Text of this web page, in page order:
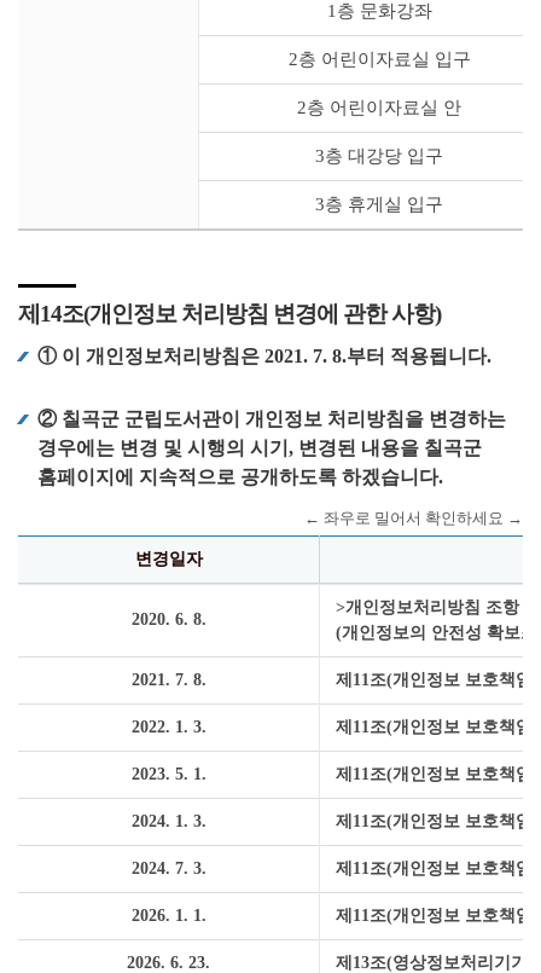
1층 문화강좌
2층 어린이자료실 입구
2층 어린이자료실 안
3층 대강당 입구
3층 휴게실 입구
제14조(개인정보 처리방침 변경에 관한 사항)
① 이 개인정보처리방침은 2021. 7. 8.부터 적용됩니다.
② 칠곡군 군립도서관이 개인정보 처리방침을 변경하는
경우에는 변경 및 시행의 시기, 변경된 내용을 칠곡군
홈페이지에 지속적으로 공개하도록 하겠습니다.
변경일자
2020. 6. 8.
>개인정보처리방침 조항
(개인정보의 안전성 확보
2021. 7. 8. 제11조(개인정보 보호책
2022. 1. 3. 제11조(개인정보 보호책
2023. 5. 1. 제11조(개인정보 보호책
2024. 1. 3. 제11조(개인정보 보호책
2024. 7. 3. 제11조(개인정보 보호책임
2026. 1. 1. 제11조(개인정보 보호책임
2026. 6. 23. 제13조(영상정보처리기기